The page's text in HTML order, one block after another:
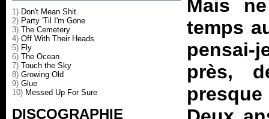
1) Don't Mean Shit
2) Party 'Til I'm Gone
3) The Cemetery
4) Off With Their Heads
5) Fly
6) The Ocean
7) Touch the Sky
8) Growing Old
9) Glue
10) Messed Up For Sure
DISCOGRAPHIE
Mais
temps
pensai-
près,